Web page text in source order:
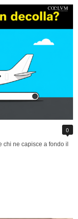
0
chi ne capisce a fondo il